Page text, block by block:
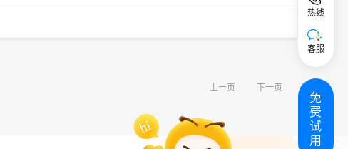
上一页 下一页
热线
客服
免
费
试
用